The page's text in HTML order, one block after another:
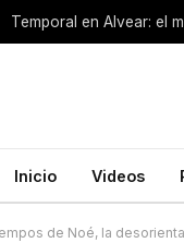
Inicio Videos
de Noé, la